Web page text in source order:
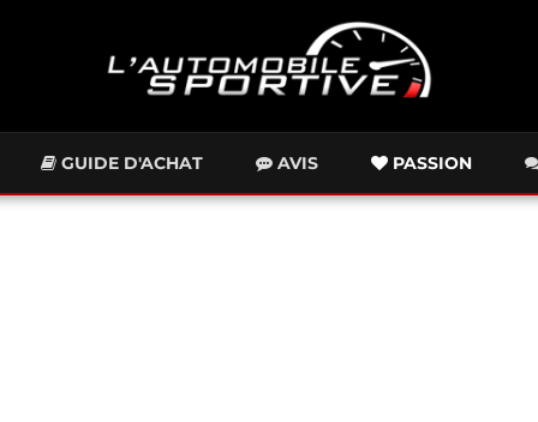
GUIDE D'ACHAT AVIS PASSION